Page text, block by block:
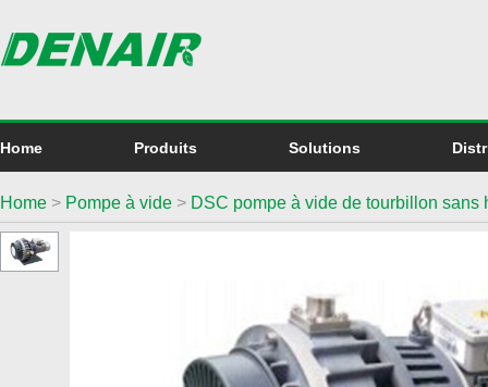
Home Produits Solutions
Home > Pompe à vide > DSC pompe à vide de tourbillon sans